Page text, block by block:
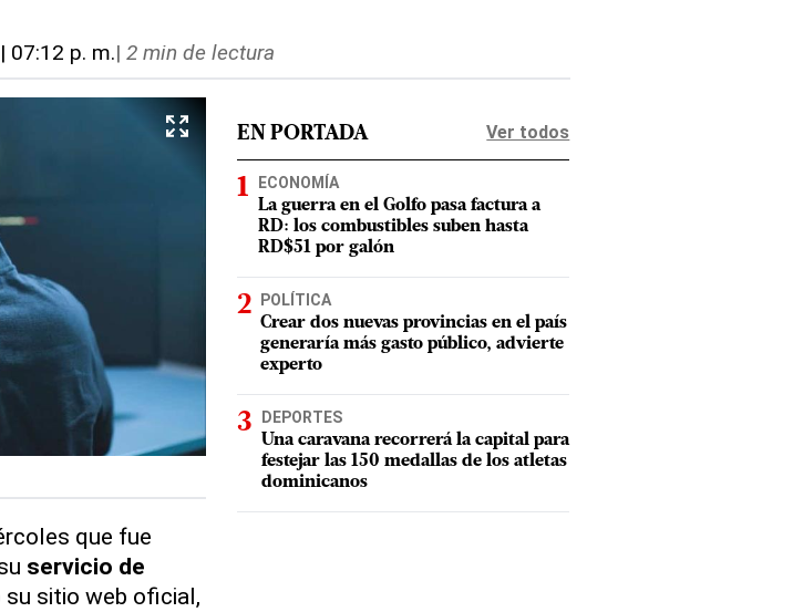
07:12 p. m.| 2 min de lectura
que fue
servicio de
sitio web oficial,
EN PORTADA Ver todos
ECONOMÍA
La guerra en el Golfo pasa factura a
RD: los combustibles suben hasta
RD$51 por galón
POLÍTICA
Crear dos nuevas provincias en el país
generaría más gasto público, advierte
experto
DEPORTES
Una caravana recorrerá la capital para
festejar las 150 medallas de los atletas
dominicanos